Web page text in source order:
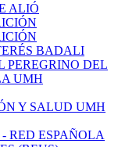
ALIÓ
BADALI
PEREGRINO DEL
UMH
Y SALUD UMH
RED ESPAÑOLA